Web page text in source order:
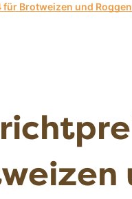
Brotweizen und